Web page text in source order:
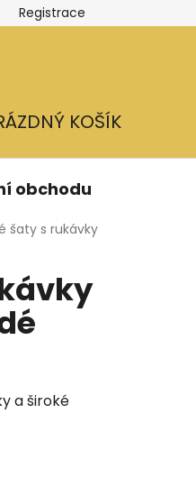
podmínky
Registrace
KOŠÍK
obchodu
šaty s rukávky
a široké